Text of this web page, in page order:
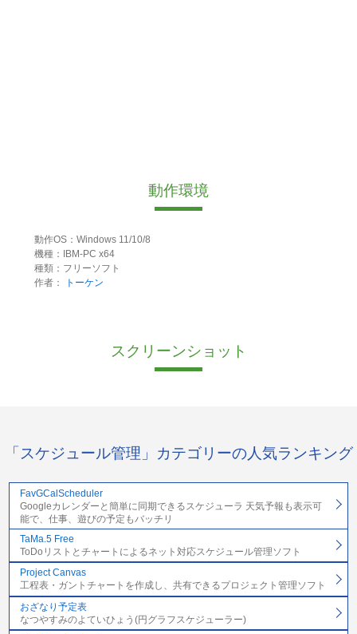
動作環境
動作OS：Windows 11/10/8
機種：IBM-PC x64
種類：フリーソフト
作者：
トーケン
スクリーンショット
「スケジュール管理」カテゴリーの人気ランキング
FavGCalScheduler
Googleカレンダーと簡単に同期できるスケジューラ 天気予報も表示可
能で、仕事、遊びの予定もバッチリ
TaMa.5 Free
ToDoリストとチャートによるネット対応スケジュール管理ソフト
Project Canvas
工程表・ガントチャートを作成し、共有できるプロジェクト管理ソフト
おざなり予定表
なつやすみのよていひょう(円グラフスケジューラー)